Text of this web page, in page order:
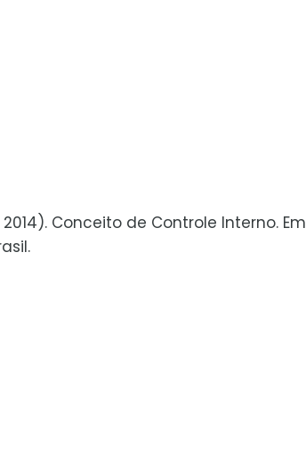
Conceito de Controle Interno. Em